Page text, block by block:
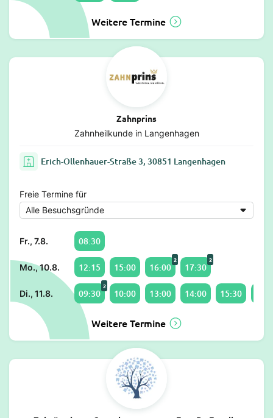
Weitere Termine
Zahnprins
Zahnheilkunde in Langenhagen
Erich-Ollenhauer-Straße 3, 30851 Langenhagen
Freie Termine für
Fr., 7.8. 08:30
Mo., 10.8. 12:15 15:00 16:00
2
17:30
2
Di., 11.8. 09:30
2
10:00 13:00 14:00 15:30
Weitere Termine